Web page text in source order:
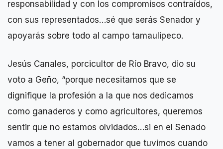
responsabilidad y con los compromisos contraídos,
con sus representados…sé que serás Senador y
apoyarás sobre todo al campo tamaulipeco.
Jesús Canales, porcicultor de Río Bravo, dio su
voto a Geño, “porque necesitamos que se
dignifique la profesión a la que nos dedicamos
como ganaderos y como agricultores, queremos
sentir que no estamos olvidados…si en el Senado
vamos a tener al gobernador que tuvimos cuando